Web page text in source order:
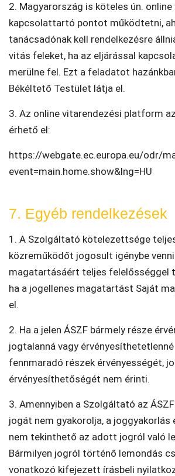
2. Magyarország is köteles ún.
kapcsolattartó pontot működtetni,
tanácsadónak kell rendelkezésre
vitás feleket, ha az eljárással
merülne fel. Ezt a feladatot
Békéltető Testület látja el.
3. Az online vitarendezési platform
érhető el:
https://webgate.ec.europa.eu/odr/
event=main.home.show&lng=HU
7. Egyéb rendelkezések
1. A Szolgáltató kötelezettsége
közreműködőt jogosult igénybe
magatartásáért teljes felelősséggel
ha a jogellenes magatartást Saját
el.
2. Ha a jelen ÁSZF bármely része
jogtalanná vagy érvényesíthetetlenné
fennmaradó részek érvényességét,
érvényesíthetőségét nem érinti.
3. Amennyiben a Szolgáltató az
jogát nem gyakorolja, a joggyakorlás
nem tekinthető az adott jogról való
Bármilyen jogról történő lemondás
vonatkozó kifejezett írásbeli